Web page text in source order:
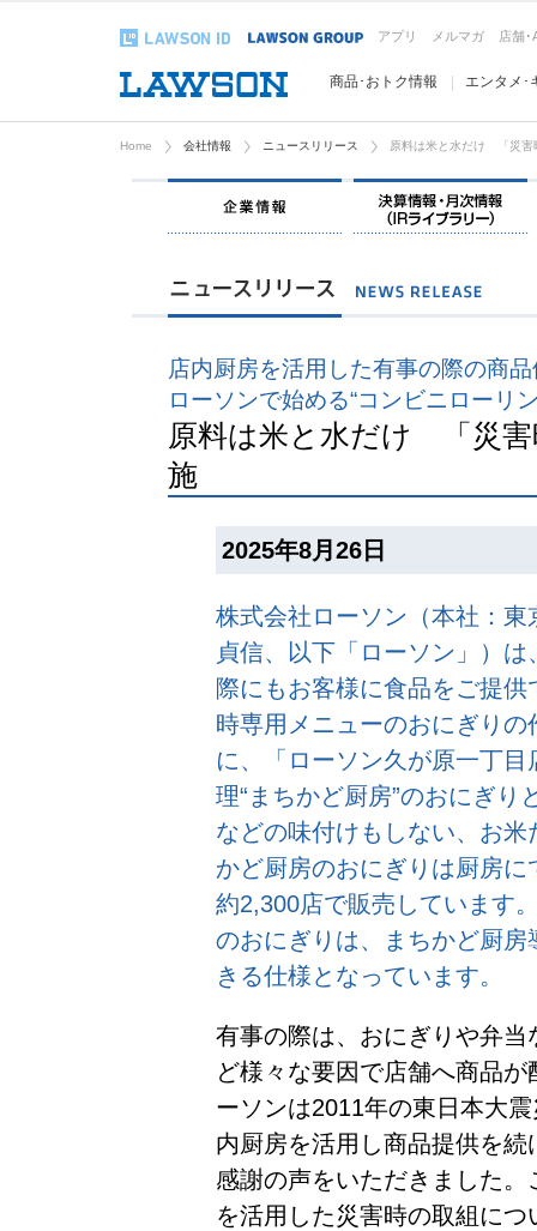
アプリ メルマガ 店舗･
商品･おトク情報 エンタメ･
Home 会社情報 ニュースリリース 原料は米と水だけ 「災害
企業情報
店内厨房を活用した有事の際の商
ローソンで始める“コンビニローリ
原料は米と水だけ 「災害
施
2025年8月26日
株式会社ローソン（本社：
貞信、以下「ローソン」）
際にもお客様に食品をご提
時専用メニューのおにぎり
に、「ローソン久が原一丁
理“まちかど厨房”のおにぎ
などの味付けもしない、お
かど厨房のおにぎりは厨房
約2,300店で販売しています
のおにぎりは、まちかど厨
きる仕様となっています。
有事の際は、おにぎりや弁
ど様々な要因で店舗へ商品
ーソンは2011年の東日本大
内厨房を活用し商品提供を
感謝の声をいただきました
を活用した災害時の取組に